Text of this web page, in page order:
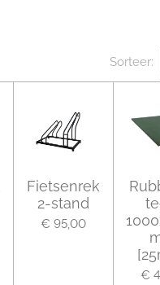
Sorteer:
Fietsenrek
2-stand
€ 95,00
€